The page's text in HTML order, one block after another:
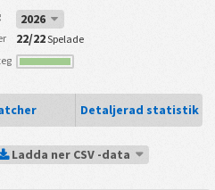
2026
22/22Spelade
Detaljerad statistik
Ladda ner CSV -data